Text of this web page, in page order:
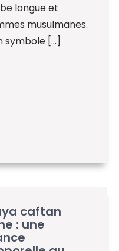
longue et
musulmanes.
symbole […]
caftan
: une